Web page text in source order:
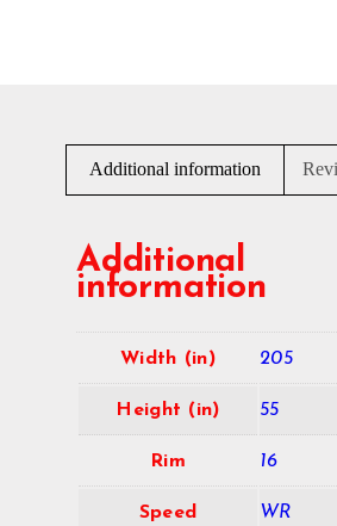
Additional information
Additional
information
Width (in) 205
Height (in) 55
Rim 16
Speed WR